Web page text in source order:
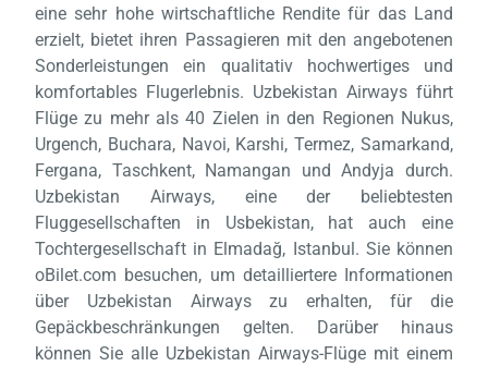
eine sehr hohe wirtschaftliche Rendite für das Land
erzielt, bietet ihren Passagieren mit den angebotenen
Sonderleistungen ein qualitativ hochwertiges und
komfortables Flugerlebnis. Uzbekistan Airways führt
Flüge zu mehr als 40 Zielen in den Regionen Nukus,
Urgench, Buchara, Navoi, Karshi, Termez, Samarkand,
Fergana, Taschkent, Namangan und Andyja durch.
Uzbekistan Airways, eine der beliebtesten
Fluggesellschaften in Usbekistan, hat auch eine
Tochtergesellschaft in Elmadağ, Istanbul. Sie können
oBilet.com besuchen, um detailliertere Informationen
über Uzbekistan Airways zu erhalten, für die
Gepäckbeschränkungen gelten. Darüber hinaus
können Sie alle Uzbekistan Airways-Flüge mit einem